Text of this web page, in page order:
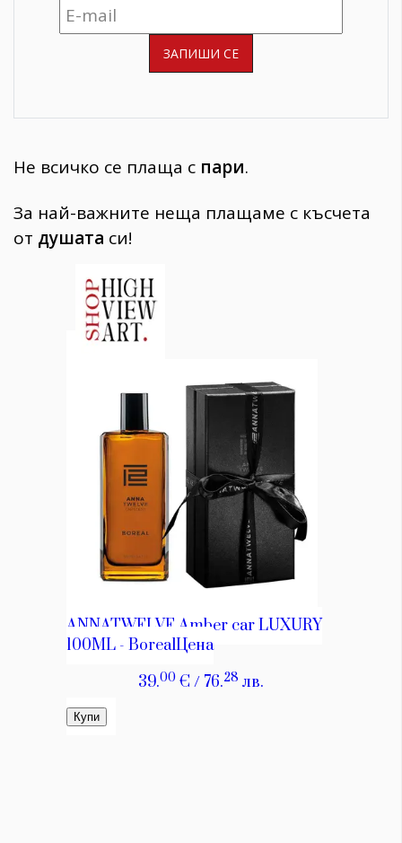
Не всичко се плаща с пари.
За най-важните неща плащаме с късчета
от душата си!